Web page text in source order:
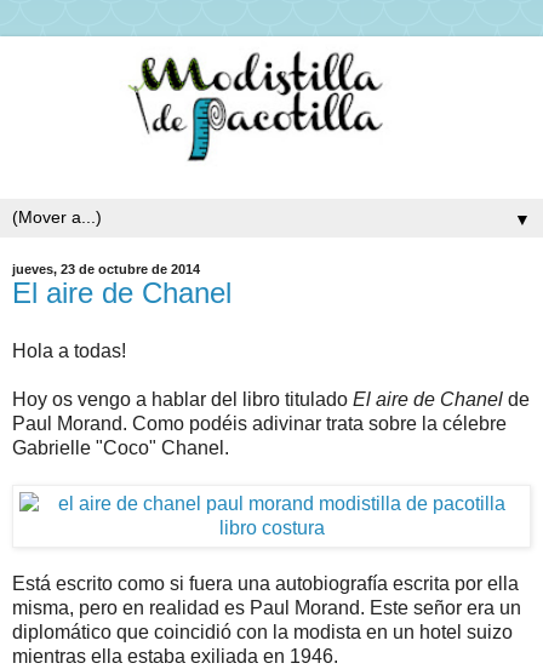
▼
jueves, 23 de octubre de 2014
El aire de Chanel
Hola a todas!
Hoy os vengo a hablar del libro titulado El aire de Chanel de
Paul Morand. Como podéis adivinar trata sobre la célebre
Gabrielle "Coco" Chanel.
Está escrito como si fuera una autobiografía escrita por ella
misma, pero en realidad es Paul Morand. Este señor era un
diplomático que coincidió con la modista en un hotel suizo
mientras ella estaba exiliada en 1946.